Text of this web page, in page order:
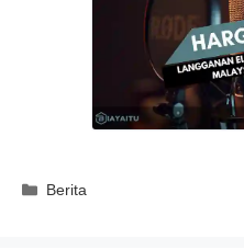
Categories
Berita